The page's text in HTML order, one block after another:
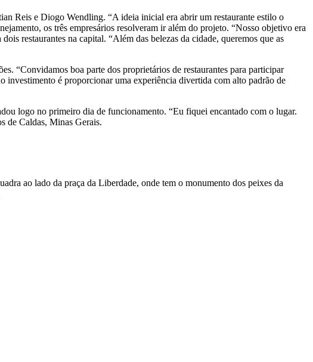
Reis e Diogo Wendling. “A ideia inicial era abrir um restaurante estilo o
os três empresários resolveram ir além do projeto. “Nosso objetivo era
restaurantes na capital. “Além das belezas da cidade, queremos que as
“Convidamos boa parte dos proprietários de restaurantes para participar
é proporcionar uma experiência divertida com alto padrão de
logo no primeiro dia de funcionamento. “Eu fiquei encantado com o lugar.
de Caldas, Minas Gerais.
ao lado da praça da Liberdade, onde tem o monumento dos peixes da